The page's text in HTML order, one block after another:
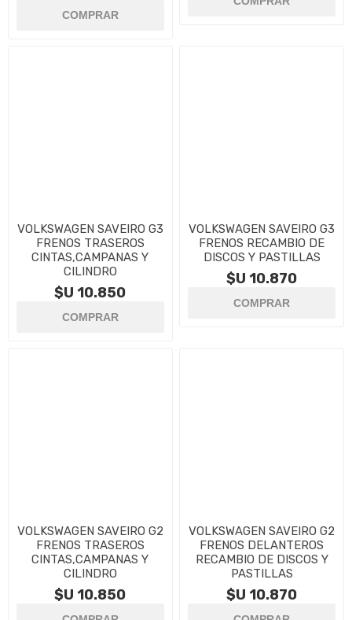
VOLKSWAGEN SAVEIRO G3
FRENOS TRASEROS
CINTAS,CAMPANAS Y
CILINDRO
$U 10.850
VOLKSWAGEN SAVEIRO G3
FRENOS RECAMBIO DE
DISCOS Y PASTILLAS
$U 10.870
VOLKSWAGEN SAVEIRO G2
FRENOS TRASEROS
CINTAS,CAMPANAS Y
CILINDRO
$U 10.850
VOLKSWAGEN SAVEIRO G2
FRENOS DELANTEROS
RECAMBIO DE DISCOS Y
PASTILLAS
$U 10.870